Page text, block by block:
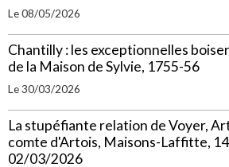
Le 08/05/2026
Chantilly : les exceptionnelles
de la Maison de Sylvie, 1755-56
Le 30/03/2026
La stupéfiante relation de Voyer,
comte d'Artois, Maisons-Laffitte,
02/03/2026